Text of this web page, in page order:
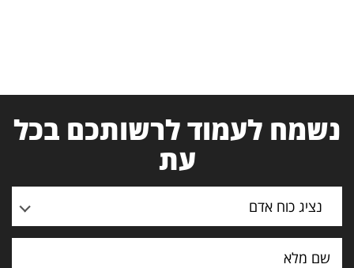
נשמח לעמוד לרשותכם בכל
עת
נציג כוח אדם